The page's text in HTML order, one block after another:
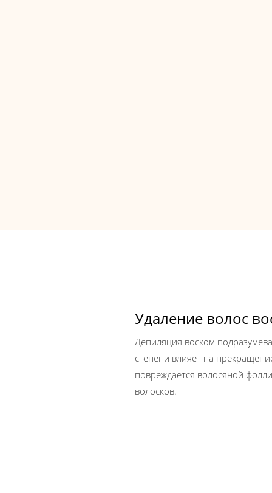
Удаление волос
Депиляция воском
степени влияет на
повреждается волосяной
волосков.